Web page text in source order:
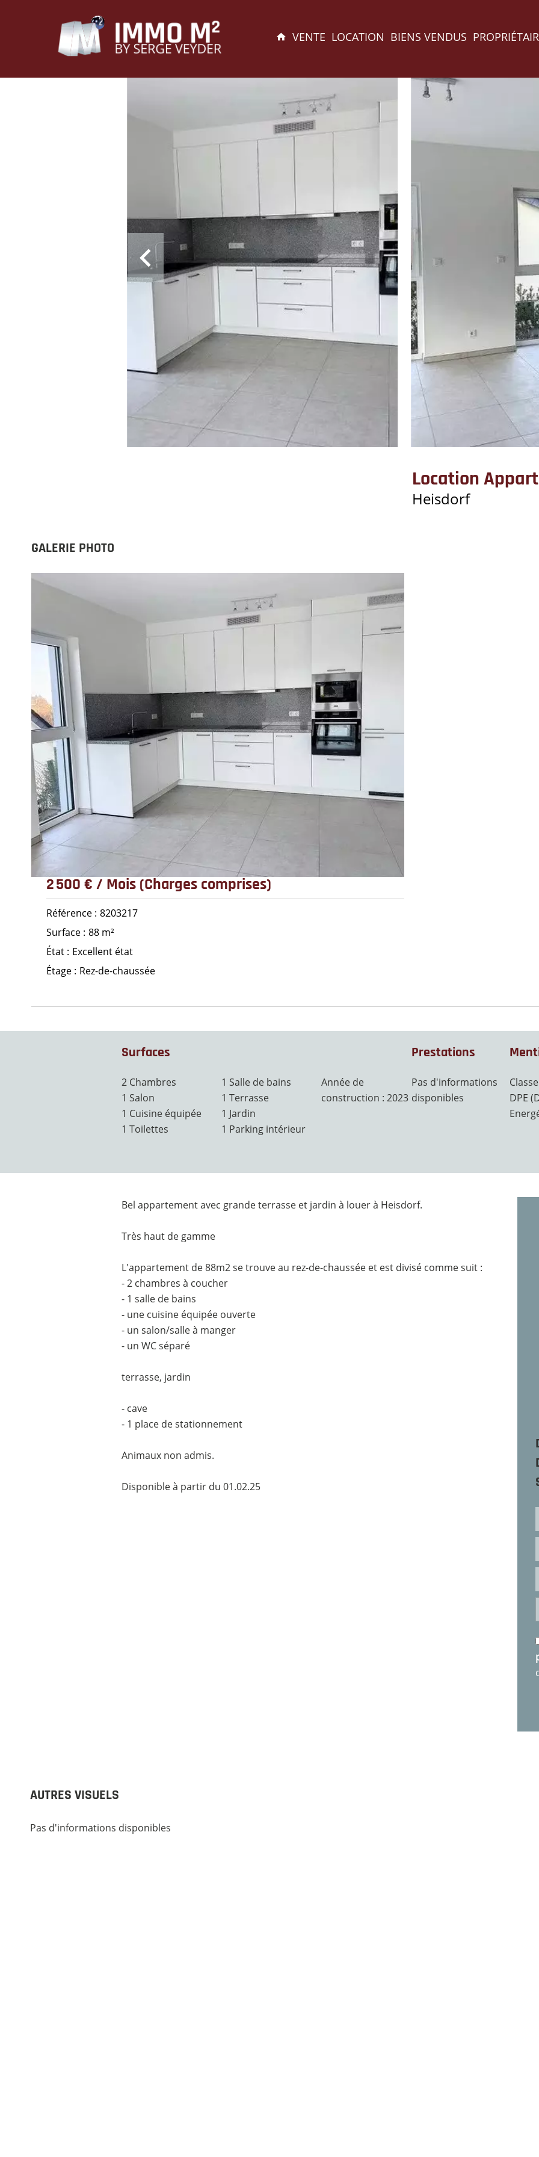
VENTE LOCATION BIENS VENDUS
Location
Heisdorf
GALERIE PHOTO
2 500 € / Mois (Charges comprises)
Référence 8203217
Surface 88 m²
État
Excellent état
Étage
Rez-de-chaussée
Surfaces
2 Chambres
1 Salon
1 Cuisine équipée
1 Toilettes
1 Salle de bains
1 Terrasse
1 Jardin
1 Parking intérieur
Année de
construction : 2023
Prestations
Pas d'informations
disponibles
DPE
Bel appartement avec grande terrasse et jardin à louer à Heisdorf.
Très haut de gamme
L'appartement de 88m2 se trouve au rez-de-chaussée et est divisé comme suit :
- 2 chambres à coucher
- 1 salle de bains
- une cuisine équipée ouverte
- un salon/salle à manger
- un WC séparé
terrasse, jardin
- cave
- 1 place de stationnement
Animaux non admis.
Disponible à partir du 01.02.25
AUTRES VISUELS
Pas d'informations disponibles